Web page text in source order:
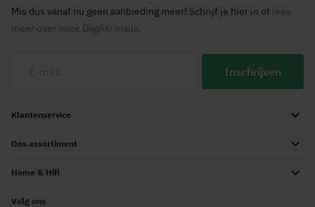
Mis dus vanaf nu geen aanbieding meer! Schrijf je hier in of lees
meer over onze DagAxi mails.
Inschrijven
Klantenservice
Ons assortiment
Home & Hifi
Volg ons